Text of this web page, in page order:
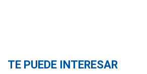
TE PUEDE INTERESAR